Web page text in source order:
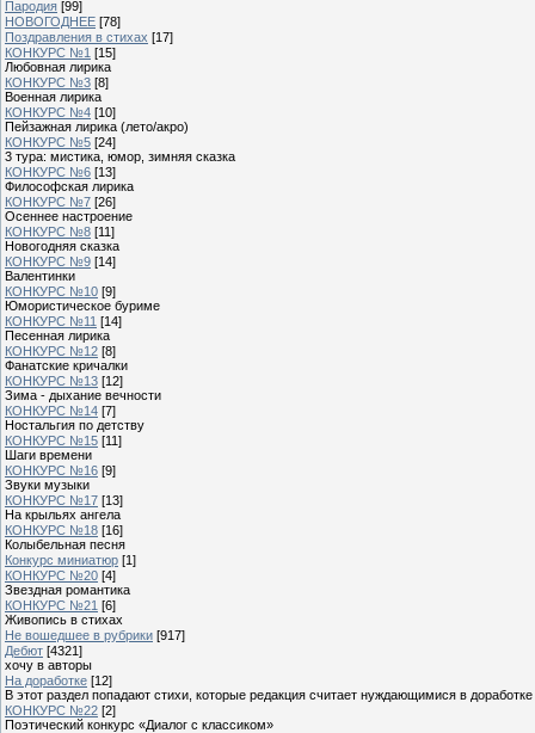
Пародия [99]
НОВОГОДНЕЕ [78]
Поздравления в стихах [17]
КОНКУРС №1 [15]
Любовная лирика
КОНКУРС №3 [8]
Военная лирика
КОНКУРС №4 [10]
Пейзажная лирика (лето/акро)
КОНКУРС №5 [24]
3 тура: мистика, юмор, зимняя сказка
КОНКУРС №6 [13]
Философская лирика
КОНКУРС №7 [26]
Осеннее настроение
КОНКУРС №8 [11]
Новогодняя сказка
КОНКУРС №9 [14]
Валентинки
КОНКУРС №10 [9]
Юмористическое буриме
КОНКУРС №11 [14]
Песенная лирика
КОНКУРС №12 [8]
Фанатские кричалки
КОНКУРС №13 [12]
Зима - дыхание вечности
КОНКУРС №14 [7]
Ностальгия по детству
КОНКУРС №15 [11]
Шаги времени
КОНКУРС №16 [9]
Звуки музыки
КОНКУРС №17 [13]
На крыльях ангела
КОНКУРС №18 [16]
Колыбельная песня
Конкурс миниатюр [1]
КОНКУРС №20 [4]
Звездная романтика
КОНКУРС №21 [6]
Живопись в стихах
Не вошедшее в рубрики [917]
Дебют [4321]
хочу в авторы
На доработке [12]
В этот раздел попадают стихи, которые редакция считает нуждающимися в доработке
КОНКУРС №22 [2]
Поэтический конкурс «Диалог с классиком»